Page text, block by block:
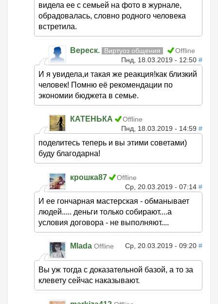
видела ее с семьей на фото в журнале,
обрадовалась, словно родного человека
встретила.
Вереск. Виртуоз общения
Offline
Пнд, 18.03.2019 - 12:50 #
И я увидела,и такая же реакция!как близкий
человек! Помню её рекомендации по
экономии бюджета в семье.
КАТЕНЬКА
Offline
Пнд, 18.03.2019 - 14:59 #
поделитесь теперь и вы этими советами)
буду благодарна!
крошка87
Offline
Ср, 20.03.2019 - 07:14 #
И ее гончарная мастерская - обманывает
людей..... деньги только собирают....а
условия договора - не выполняют....
Mlada Offline Ср, 20.03.2019 - 09:20 #
Вы уж тогда с доказательной базой, а то за
клевету сейчас наказывают.